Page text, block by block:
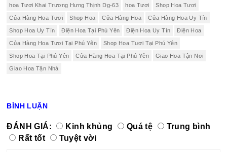
hoa Tươi Khai Trương Hưng Thịnh Dg-63 hoa Tươi Shop Hoa Tươi
Cửa Hàng Hoa Tươi Shop Hoa Cửa Hàng Hoa Cửa Hàng Hoa Uy Tín
Shop Hoa Uy Tín Điện Hoa Tại Phú Yên Điện Hoa Uy Tín Điện Hoa
Cửa Hàng Hoa Tươi Tại Phú Yên Shop Hoa Tươi Tại Phú Yên
Shop Hoa Tại Phú Yên Cửa Hàng Hoa Tại Phú Yên Giao Hoa Tận Nơi
Giao Hoa Tận Nhà
BÌNH LUẬN
ĐÁNH GIÁ: Kinh khủng Quá tệ
Trung bình
Rất tốt
Tuyệt vời